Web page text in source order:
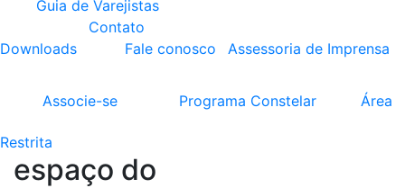
Guia de Varejistas
Downloads
Contato
Fale conosco
Assessoria de Imprensa
Associe-se Programa Constelar Área
Restrita
espaço do